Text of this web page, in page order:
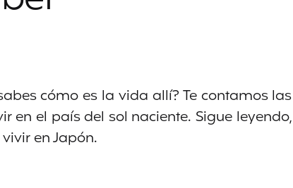
cómo es la vida allí? Te contamos las
en el país del sol naciente. Sigue leyendo,
en Japón.